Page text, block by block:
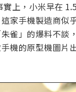
上，小米早在
家手機製造商似
雀」的爆料不
機的原型機圖片